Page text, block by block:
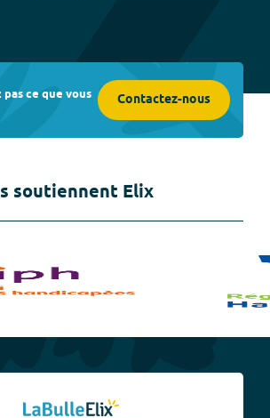
ce que vous Contactez-nous
soutiennent Elix